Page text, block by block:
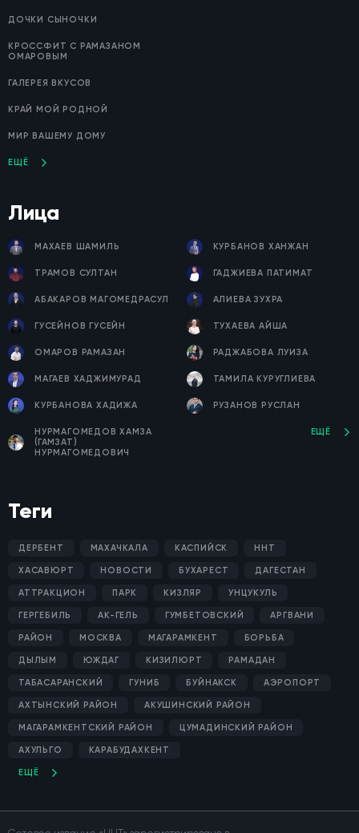
ДОЧКИ СЫНОЧКИ
КРОССФИТ С РАМАЗАНОМ
ОМАРОВЫМ
ГАЛЕРЕЯ ВКУСОВ
КРАЙ МОЙ РОДНОЙ
МИР ВАШЕМУ ДОМУ
ЕЩЁ
Лица
МАХАЕВ ШАМИЛЬ КУРБАНОВ ХАНЖАН
ТРАМОВ СУЛТАН ГАДЖИЕВА ПАТИМАТ
АБАКАРОВ МАГОМЕДРАСУЛ АЛИЕВА ЗУХРА
ГУСЕЙНОВ ГУСЕЙН ТУХАЕВА АЙША
ОМАРОВ РАМАЗАН РАДЖАБОВА ЛУИЗА
МАГАЕВ ХАДЖИМУРАД ТАМИЛА КУРУГЛИЕВА
КУРБАНОВА ХАДИЖА РУЗАНОВ РУСЛАН
НУРМАГОМЕДОВ ХАМЗА
(ГАМЗАТ)
НУРМАГОМЕДОВИЧ
ЕЩЁ
Теги
ДЕРБЕНТ МАХАЧКАЛА КАСПИЙСК ННТ
ХАСАВЮРТ НОВОСТИ БУХАРЕСТ ДАГЕСТАН
АТТРАКЦИОН ПАРК КИЗЛЯР УНЦУКУЛЬ
ГЕРГЕБИЛЬ АК-ГЕЛЬ ГУМБЕТОВСКИЙ АРГВАНИ
РАЙОН МОСКВА МАГАРАМКЕНТ БОРЬБА
ДЫЛЫМ ЮЖДАГ КИЗИЛЮРТ РАМАДАН
ТАБАСАРАНСКИЙ ГУНИБ БУЙНАКСК АЭРОПОРТ
АХТЫНСКИЙ РАЙОН АКУШИНСКИЙ РАЙОН
МАГАРАМКЕНТСКИЙ РАЙОН ЦУМАДИНСКИЙ РАЙОН
АХУЛЬГО КАРАБУДАХКЕНТ
ЕЩЁ